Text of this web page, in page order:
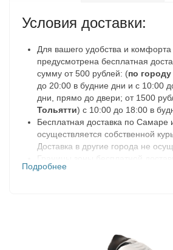
Условия доставки:
Для вашего удобства и комфорта
предусмотрена бесплатная
сумму от 500 рублей: (по
до 20:00 в будние дни и с 10:00
дни, прямо до двери; от 1500
Тольятти) с 10:00 до 18:00 в
Бесплатная доставка по Самаре
осуществляется собственной
Доставка в другие города не
Границы зоны бесплатной
на карте в разделе «География
течении этого времени, нам не
Подробнее